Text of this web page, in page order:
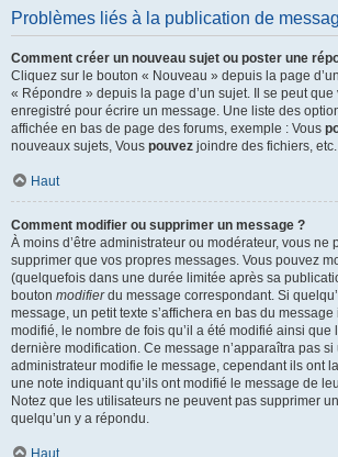
Problèmes liés à la publication de
Comment créer un nouveau sujet ou poster une
Cliquez sur le bouton « Nouveau » depuis la page
« Répondre » depuis la page d’un sujet. Il se peut que
enregistré pour écrire un message. Une liste des
affichée en bas de page des forums, exemple : Vous
nouveaux sujets, Vous pouvez joindre des fichiers, etc.
Haut
Comment modifier ou supprimer un message ?
À moins d’être administrateur ou modérateur, vous ne
supprimer que vos propres messages. Vous pouvez
(quelquefois dans une durée limitée après sa
bouton modifierdu message correspondant. Si
message, un petit texte s’affichera en bas du message
modifié, le nombre de fois qu’il a été modifié ainsi que
dernière modification. Ce message n’apparaîtra pas
administrateur modifie le message, cependant ils ont
une note indiquant qu’ils ont modifié le message de
Notez que les utilisateurs ne peuvent pas supprimer
quelqu’un y a répondu.
Haut